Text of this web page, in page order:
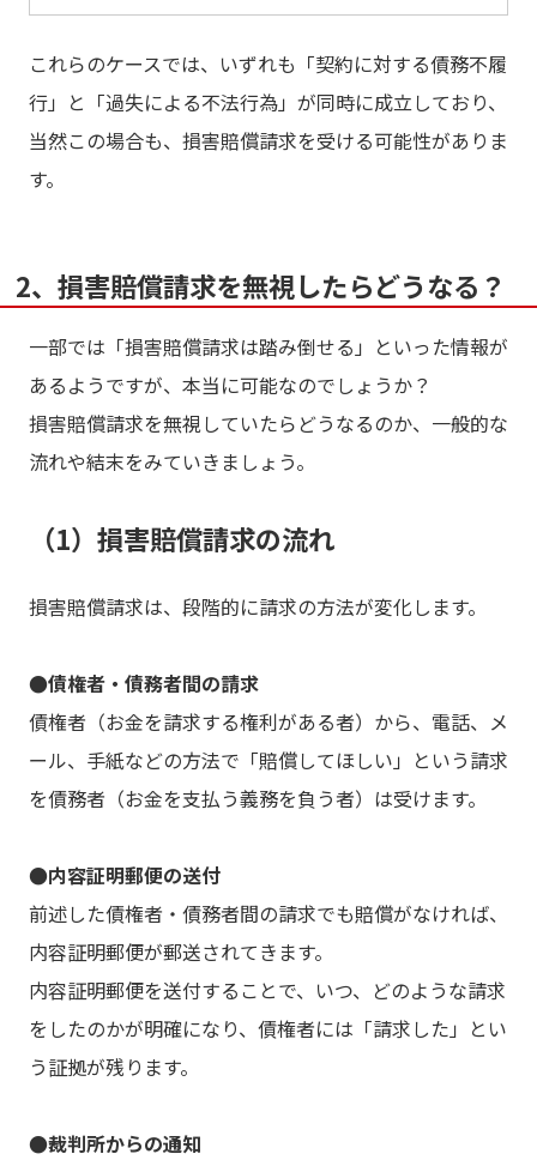
これらのケースでは、いずれも「契約に対する債務不履
行」と「過失による不法行為」が同時に成立しており、
当然この場合も、損害賠償請求を受ける可能性がありま
す。
2、損害賠償請求を無視したらどうなる？
一部では「損害賠償請求は踏み倒せる」といった情報が
あるようですが、本当に可能なのでしょうか？
損害賠償請求を無視していたらどうなるのか、一般的な
流れや結末をみていきましょう。
（1）損害賠償請求の流れ
損害賠償請求は、段階的に請求の方法が変化します。
●債権者・債務者間の請求
債権者（お金を請求する権利がある者）から、電話、メ
ール、手紙などの方法で「賠償してほしい」という請求
を債務者（お金を支払う義務を負う者）は受けます。
●内容証明郵便の送付
前述した債権者・債務者間の請求でも賠償がなければ、
内容証明郵便が郵送されてきます。
内容証明郵便を送付することで、いつ、どのような請求
をしたのかが明確になり、債権者には「請求した」とい
う証拠が残ります。
●裁判所からの通知